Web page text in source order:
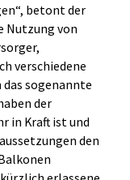
betont der
Nutzung von
verschiedene
sogenannte
der
in Kraft ist und
den